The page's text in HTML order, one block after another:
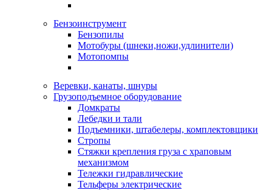
Бензоинструмент
Бензопилы
Мотобуры (шнеки,ножи,удлинители)
Мотопомпы
Веревки, канаты, шнуры
Грузоподъемное оборудование
Домкраты
Лебедки и тали
Подъемники, штабелеры, комплектовщики
Стропы
Стяжки крепления груза с храповым
механизмом
Тележки гидравлические
Тельферы электрические